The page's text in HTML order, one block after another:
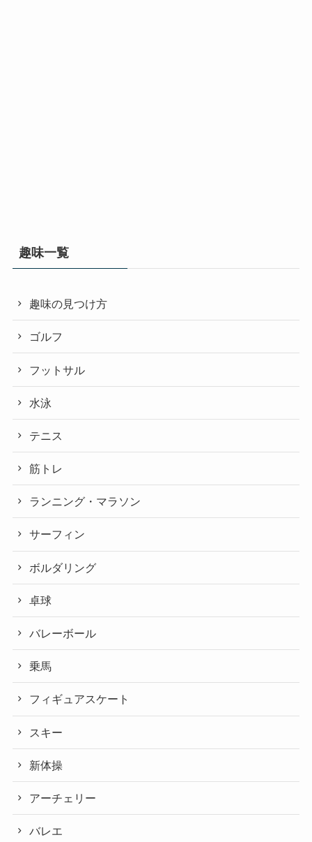
趣味一覧
趣味の見つけ方
ゴルフ
フットサル
水泳
テニス
筋トレ
ランニング・マラソン
サーフィン
ボルダリング
卓球
バレーボール
乗馬
フィギュアスケート
スキー
新体操
アーチェリー
バレエ